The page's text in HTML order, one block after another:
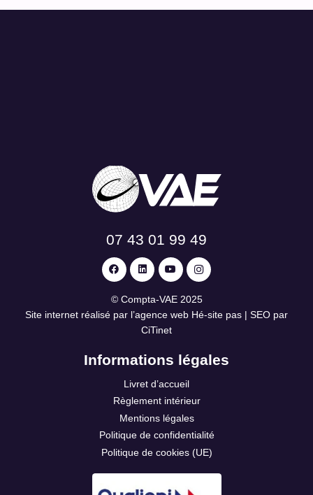
07 43 01 99 49
© Compta-VAE2025
Site internet réalisé par l’agence web Hé-site pas | SEO par
CiTinet
Informations légales
Livret d’accueil
Règlement intérieur
Mentions légales
Politique de confidentialité
Politique de cookies (UE)